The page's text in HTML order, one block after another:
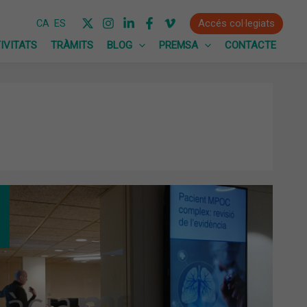
CA ES
Accés col·legiats
TRÀMITS BLOG PREMSA CONTACTE
QUES